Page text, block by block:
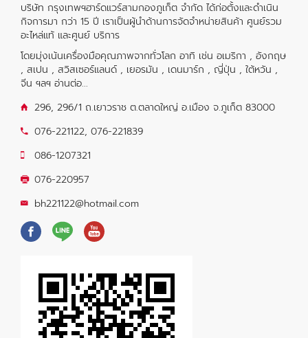
บริษัท กรุงเทพฯฮาร์ดแวร์สามกองภูเก็ต จำกัด ได้ก่อตั้งและดำเนิน
กิจการมา กว่า 15 ปี เราเป็นผู้นำด้านการจัดจำหน่ายสินค้า ศูนย์รวม
อะไหล่แท้ และศูนย์ บริการ
โดยมุ่งเน้นเครื่องมือคุณภาพจากทั่วโลก อาทิ เช่น อเมริกา , อังกฤษ
, สเปน , สวิสเซอร์แลนด์ , เยอรมัน , เดนมาร์ก , ญี่ปุ่น , ใต้หวัน ,
จีน ฯลฯ อ่านต่อ...
296, 296/1 ถ.เยาวราช ต.ตลาดใหญ่ อ.เมือง จ.ภูเก็ต 83000
076-221122, 076-221839
086-1207321
076-220957
bh221122@hotmail.com